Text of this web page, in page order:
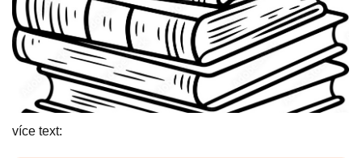
více text: